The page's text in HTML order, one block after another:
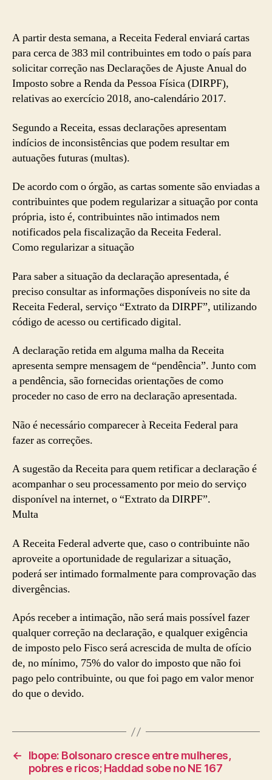
A partir desta semana, a Receita Federal enviará cartas
para cerca de 383 mil contribuintes em todo o país para
solicitar correção nas Declarações de Ajuste Anual do
Imposto sobre a Renda da Pessoa Física (DIRPF),
relativas ao exercício 2018, ano-calendário 2017.
Segundo a Receita, essas declarações apresentam
indícios de inconsistências que podem resultar em
autuações futuras (multas).
De acordo com o órgão, as cartas somente são enviadas a
contribuintes que podem regularizar a situação por conta
própria, isto é, contribuintes não intimados nem
notificados pela fiscalização da Receita Federal.
Como regularizar a situação
Para saber a situação da declaração apresentada, é
preciso consultar as informações disponíveis no site da
Receita Federal, serviço “Extrato da DIRPF”, utilizando
código de acesso ou certificado digital.
A declaração retida em alguma malha da Receita
apresenta sempre mensagem de “pendência”. Junto com
a pendência, são fornecidas orientações de como
proceder no caso de erro na declaração apresentada.
Não é necessário comparecer à Receita Federal para
fazer as correções.
A sugestão da Receita para quem retificar a declaração é
acompanhar o seu processamento por meio do serviço
disponível na internet, o “Extrato da DIRPF”.
Multa
A Receita Federal adverte que, caso o contribuinte não
aproveite a oportunidade de regularizar a situação,
poderá ser intimado formalmente para comprovação das
divergências.
Após receber a intimação, não será mais possível fazer
qualquer correção na declaração, e qualquer exigência
de imposto pelo Fisco será acrescida de multa de ofício
de, no mínimo, 75% do valor do imposto que não foi
pago pelo contribuinte, ou que foi pago em valor menor
do que o devido.
←
Ibope: Bolsonaro cresce entre mulheres,
pobres e ricos; Haddad sobe no NE 167